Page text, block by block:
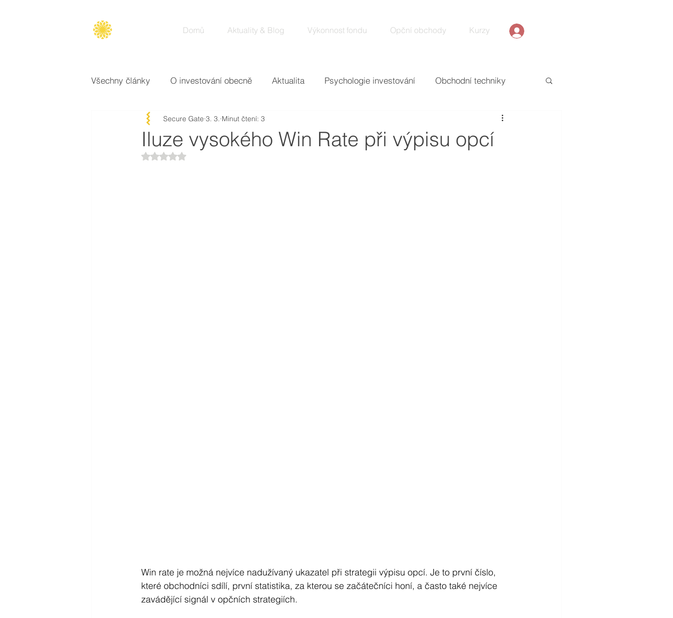
Domů Aktuality & Blog Výkonnost fondu Opční obchody Kurzy
Všechny články O investování obecně Aktualita Psychologie investování Obchodní techniky
Broker Základy Earnings
Iluze vysokého Win Rate při výpisu opcí
Secure Gate 3. 3. Minut čtení: 3
Hodnoceno NaN z 5 hvězdiček.
Win rate je možná nejvíce nadužívaný ukazatel při strategii výpisu opcí. Je to první číslo,
které obchodníci sdílí, první statistika, za kterou se začátečníci honí, a často také nejvíce
zavádějící signál v opčních strategiích.